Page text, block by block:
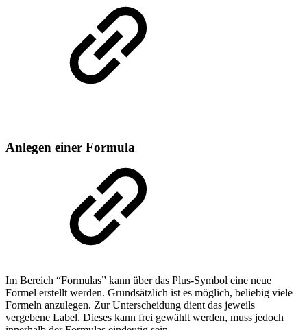
Anlegen einer Formula
Im Bereich “Formulas” kann über das Plus-Symbol eine neue
Formel erstellt werden. Grundsätzlich ist es möglich, beliebig viele
Formeln anzulegen. Zur Unterscheidung dient das jeweils
vergebene Label. Dieses kann frei gewählt werden, muss jedoch